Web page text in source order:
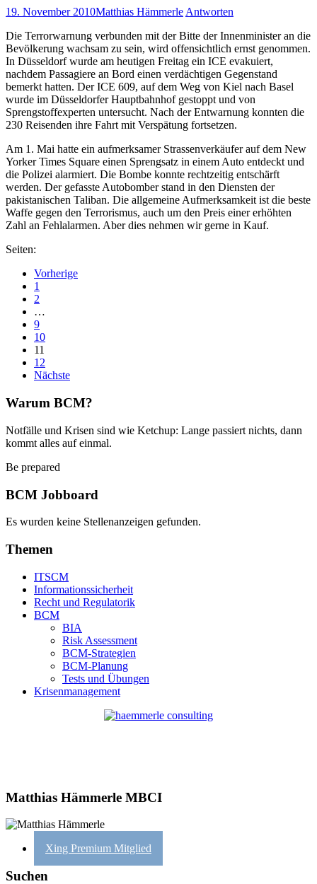
19. November 2010Matthias HämmerleAntworten
Die Terrorwarnung verbunden mit der Bitte der Innenminister an die
Bevölkerung wachsam zu sein, wird offensichtlich ernst genommen.
In Düsseldorf wurde am heutigen Freitag ein ICE evakuiert,
nachdem Passagiere an Bord einen verdächtigen Gegenstand
bemerkt hatten. Der ICE 609, auf dem Weg von Kiel nach Basel
wurde im Düsseldorfer Hauptbahnhof gestoppt und von
Sprengstoffexperten untersucht. Nach der Entwarnung konnten die
230 Reisenden ihre Fahrt mit Verspätung fortsetzen.
Am 1. Mai hatte ein aufmerksamer Strassenverkäufer auf dem New
Yorker Times Square einen Sprengsatz in einem Auto entdeckt und
die Polizei alarmiert. Die Bombe konnte rechtzeitig entschärft
werden. Der gefasste Autobomber stand in den Diensten der
pakistanischen Taliban. Die allgemeine Aufmerksamkeit ist die beste
Waffe gegen den Terrorismus, auch um den Preis einer erhöhten
Zahl an Fehlalarmen. Aber dies nehmen wir gerne in Kauf.
Seiten:
Vorherige
1
2
…
9
10
11
12
Nächste
Warum BCM?
Notfälle und Krisen sind wie Ketchup: Lange passiert nichts, dann
kommt alles auf einmal.
Be prepared
BCM Jobboard
Es wurden keine Stellenanzeigen gefunden.
Themen
ITSCM
Informationssicherheit
Recht und Regulatorik
BCM
BIA
Risk Assessment
BCM-Strategien
BCM-Planung
Tests und Übungen
Krisenmanagement
Matthias Hämmerle MBCI
Xing Premium Mitglied
Suchen